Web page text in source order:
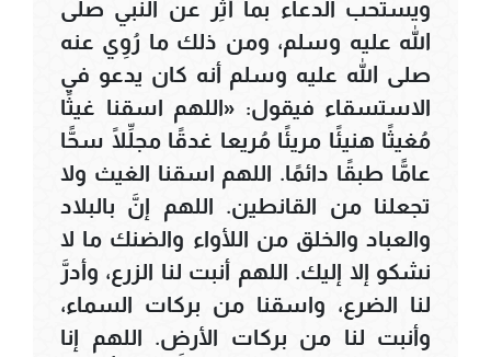
ويستحب الدعاء بما أُثِر عن النبي صلى
الله عليه وسلم، ومن ذلك ما رُوِي عنه
صلى الله عليه وسلم أنه كان يدعو في
الاستسقاء فيقول: «اللهم اسقنا غيثًا
مُغيثًا هنيئًا مريئًا مُريعا غدقًا مجلِّلًا سحًّا
عامًّا طبقًا دائمًا. اللهم اسقنا الغيث ولا
تجعلنا من القانطين. اللهم إنَّ بالبلاد
والعباد والخلق من اللأواء والضنك ما لا
نشكو إلا إليك. اللهم أنبت لنا الزرع، وأدرَّ
لنا الضرع، واسقنا من بركات السماء،
وأنبت لنا من بركات الأرض. اللهم إنا